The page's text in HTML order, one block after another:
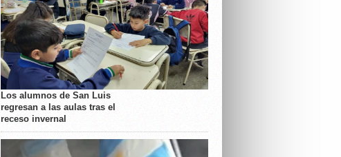
Los alumnos de San Luis
regresan a las aulas tras el
receso invernal